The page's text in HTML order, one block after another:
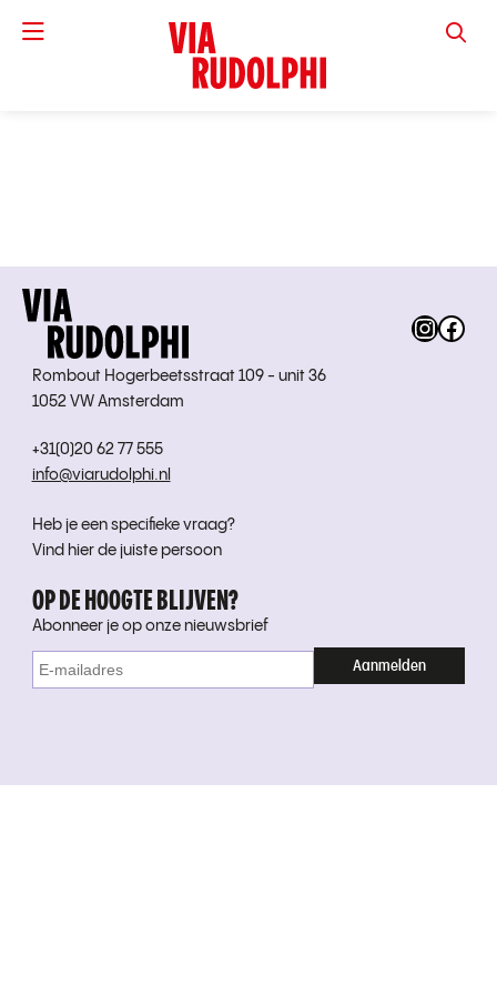
VIA
Rombout Hogerbeetsstraat 109 - unit 36
1052 VW Amsterdam
+31(0)20 62 77 555
info@viarudolphi.nl
Heb je een specifieke vraag?
Vind hier de juiste persoon
OP DE HOOGTE BLIJVEN?
Abonneer je op onze nieuwsbrief